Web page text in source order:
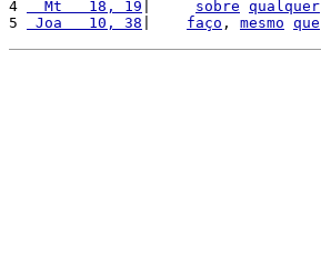
4
  Mt   18, 19
sobre qualquer
5
Joa   10, 38 faço , mesmo que